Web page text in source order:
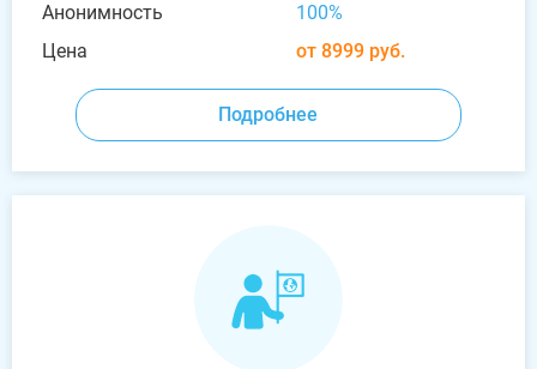
Анонимность
100%
Цена
от 8999 руб.
Подробнее